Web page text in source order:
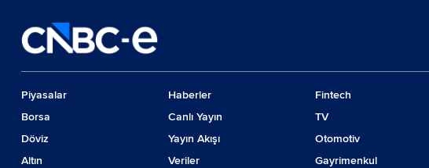
Piyasalar
Borsa
Döviz
Altın
Haberler
Canlı Yayın
Yayın Akışı
Veriler
Fintech
TV
Otomotiv
Gayrimenkul